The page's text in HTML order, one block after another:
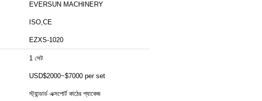
EVERSUN MACHINERY
ISO,CE
EZXS-1020
1 সেট
USD$2000~$7000 per set
স্ট্যান্ডার্ড এক্সপোর্ট কাঠের প্যাকেজ